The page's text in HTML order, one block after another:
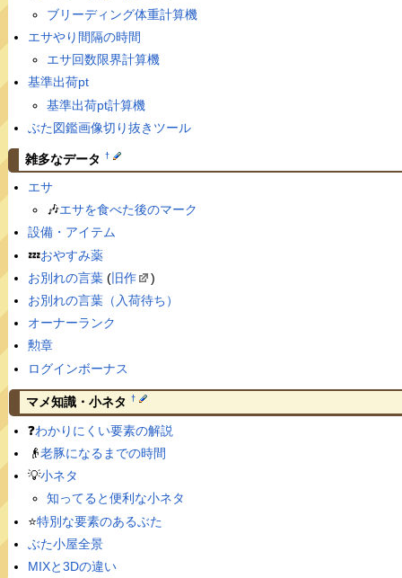
ブリーディング体重計算機
エサやり間隔の時間
エサ回数限界計算機
基準出荷pt
基準出荷pt計算機
ぶた図鑑画像切り抜きツール
雑多なデータ †
エサ
🎶エサを食べた後のマーク
設備・アイテム
💤おやすみ薬
お別れの言葉(旧作
)
お別れの言葉（入荷待ち）
オーナーランク
勲章
ログインボーナス
マメ知識・小ネタ †
❓わかりにくい要素の解説
👴老豚になるまでの時間
💡小ネタ
知ってると便利な小ネタ
⭐️特別な要素のあるぶた
ぶた小屋全景
MIXと3Dの違い